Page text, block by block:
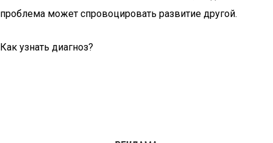
проблема может спровоцировать развитие другой.
Как узнать диагноз?